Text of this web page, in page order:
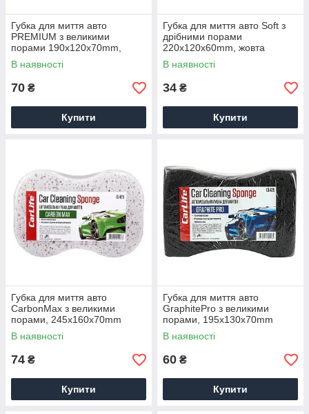
Губка для миття авто
PREMIUM з великими
порами 190x120x70mm,
коричнева
В наявності
70 ₴
Купити
Губка для миття авто Soft з
дрібними порами
220x120x60mm, жовта
(10x10)
В наявності
34 ₴
Купити
Губка для миття авто
CarbonMax з великими
порами, 245x160x70mm
В наявності
74 ₴
Купити
Губка для миття авто
GraphitePro з великими
порами, 195x130x70mm
В наявності
60 ₴
Купити